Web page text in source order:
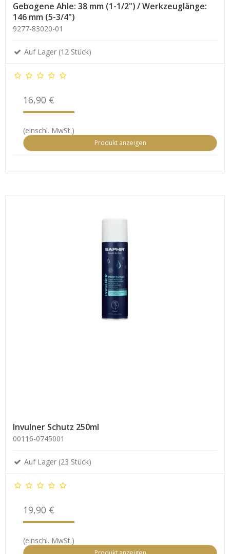
Gebogene Ahle: 38 mm (1-1/2") / Werkzeuglänge:
146 mm (5-3/4")
9277-83020-01
Auf Lager (12 Stück)
16,90 €
(einschl. MwSt.)
Produkt anzeigen
Invulner Schutz 250ml
00116-0745001
Auf Lager (23 Stück)
19,90 €
(einschl. MwSt.)